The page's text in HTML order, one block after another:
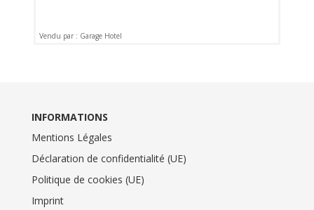
Vendu par : Garage Hotel
INFORMATIONS
Mentions Légales
Déclaration de confidentialité (UE)
Politique de cookies (UE)
Imprint